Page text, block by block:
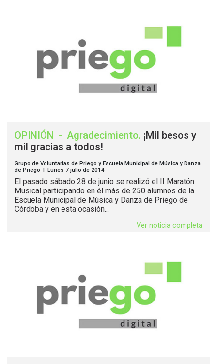
OPINIÓN - Agradecimiento. ¡Mil besos y
mil gracias a todos!
Grupo de Voluntarias de Priego y Escuela Municipal de Música y Danza
de Priego | Lunes 7 julio de 2014
El pasado sábado 28 de junio se realizó el II Maratón
Musical participando en él más de 250 alumnos de la
Escuela Municipal de Música y Danza de Priego de
Córdoba y en esta ocasión...
Ver noticia completa